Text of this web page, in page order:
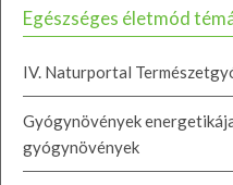
Egészséges életmód
IV. Naturportal
Gyógynövények
gyógynövények